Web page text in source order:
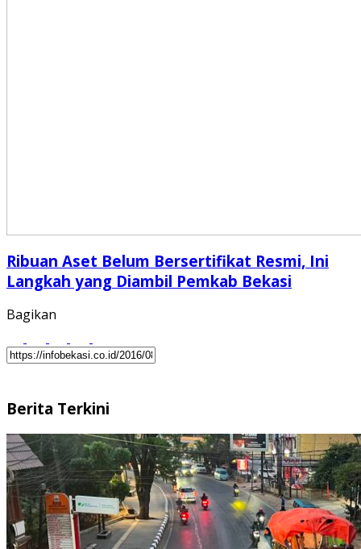
Ribuan Aset Belum Bersertifikat Resmi, Ini
Langkah yang Diambil Pemkab Bekasi
Bagikan
Berita Terkini